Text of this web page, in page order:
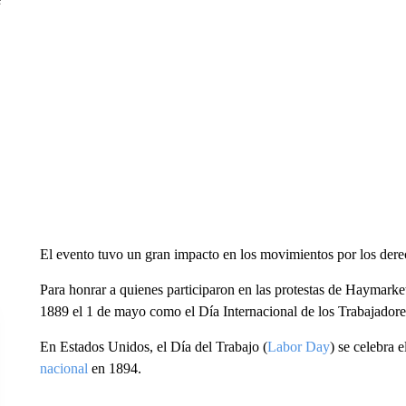
El evento tuvo un gran impacto en los movimientos por los
Para honrar a quienes participaron en las protestas de
1889 el 1 de mayo como el Día Internacional de los
En Estados Unidos, el Día del Trabajo (Labor Day) se celebra
nacional en 1894.